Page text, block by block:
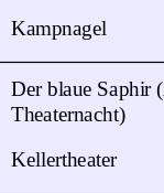
Kampnagel
Kellertheater
Der blaue Saphir
Theaternacht)